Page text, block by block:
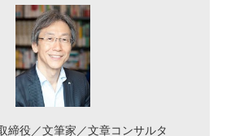
締役／文筆家／文章コンサルタ